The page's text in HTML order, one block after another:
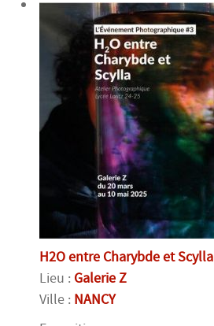
H2O entre Charybde et Scylla
Lieu : Galerie Z
Ville : NANCY